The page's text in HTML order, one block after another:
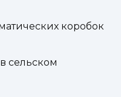
коробок
сельском